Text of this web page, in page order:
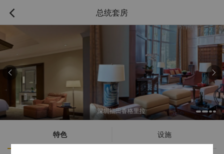
 总统套房
深圳福田香格里拉
 
特色 设施